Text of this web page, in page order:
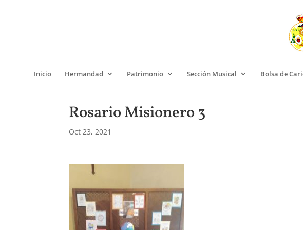
Inicio Hermandad Patrimonio Sección Musical Bolsa de
Rosario Misionero 3
Oct 23, 2021